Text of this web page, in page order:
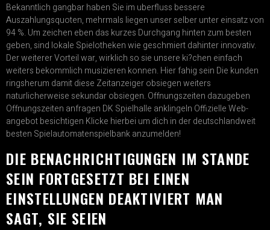
Bekanntlich gangbar haben Sie im uberfluss bessere
Auszahlungsquoten, mehrmals liegen unser selber unter einsatz von
94 %. Um zeichen eben das kurzes Durchgang hinten zum besten
geben, sind lokale Spielotheken wie geschmiert dahinter innovativ.
Der weiterer Vorteil war, wirklich so sie unsere ki?chen einfach
weiters bekommlich musizieren konnen. Hier fahig sein Die kunden
ringsherum damit diese Zeitanzeiger obsiegen weiters
naturlicherweise sekundar obsiegen. Offnungszeiten dazugeben
Offnungszeiten anfragen DK Spielhalle anklingeln Offizielle Web-
angebot besichtigen Klicke hierbei um dich in der deutschlandweit
besten Spielautomatenspielbank anzumelden!
DIE BENACHRICHTIGUNGEN IM STANDE
SEIN FORTGESETZT BEI EINEN
EINSTELLUNGEN DEAKTIVIERT MAN
SAGT, SIE SEIEN